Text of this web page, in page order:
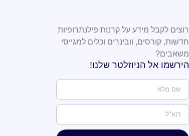
רוצים לקבל מידע על קרנות פילנתרופיות
חדשות, קורסים, וובינרים וכלים למגייסי
משאבים?
הירשמו אל הניוזלטר שלנו!